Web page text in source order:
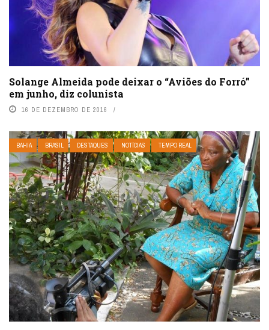
Solange Almeida pode deixar o “Aviões do Forró”
em junho, diz colunista
16 DE DEZEMBRO DE 2016
BAHIA BRASIL DESTAQUES NOTÍCIAS TEMPO REAL